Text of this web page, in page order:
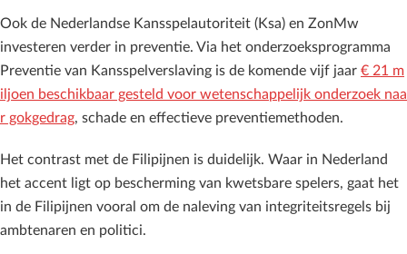
Ook de Nederlandse Kansspelautoriteit (Ksa) en ZonMw
investeren verder in preventie. Via het onderzoeksprogramma
Preventie van Kansspelverslaving is de komende vijf jaar € 21 m
iljoen beschikbaar gesteld voor wetenschappelijk onderzoek naa
r gokgedrag, schade en effectieve preventiemethoden.
Het contrast met de Filipijnen is duidelijk. Waar in Nederland
het accent ligt op bescherming van kwetsbare spelers, gaat het
in de Filipijnen vooral om de naleving van integriteitsregels bij
ambtenaren en politici.